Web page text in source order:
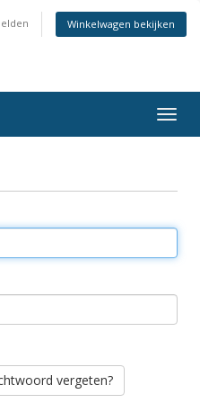
Winkelwagen bekijken
vergeten?